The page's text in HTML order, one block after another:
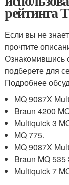
рейтинга
Если вы не
прочтите
Ознакомившись
подберете для
Подробнее
MQ 9087X
Braun 4200
Multiquick 3
MQ 775.
MQ 9087X
Braun MQ 535
Multiquick 7